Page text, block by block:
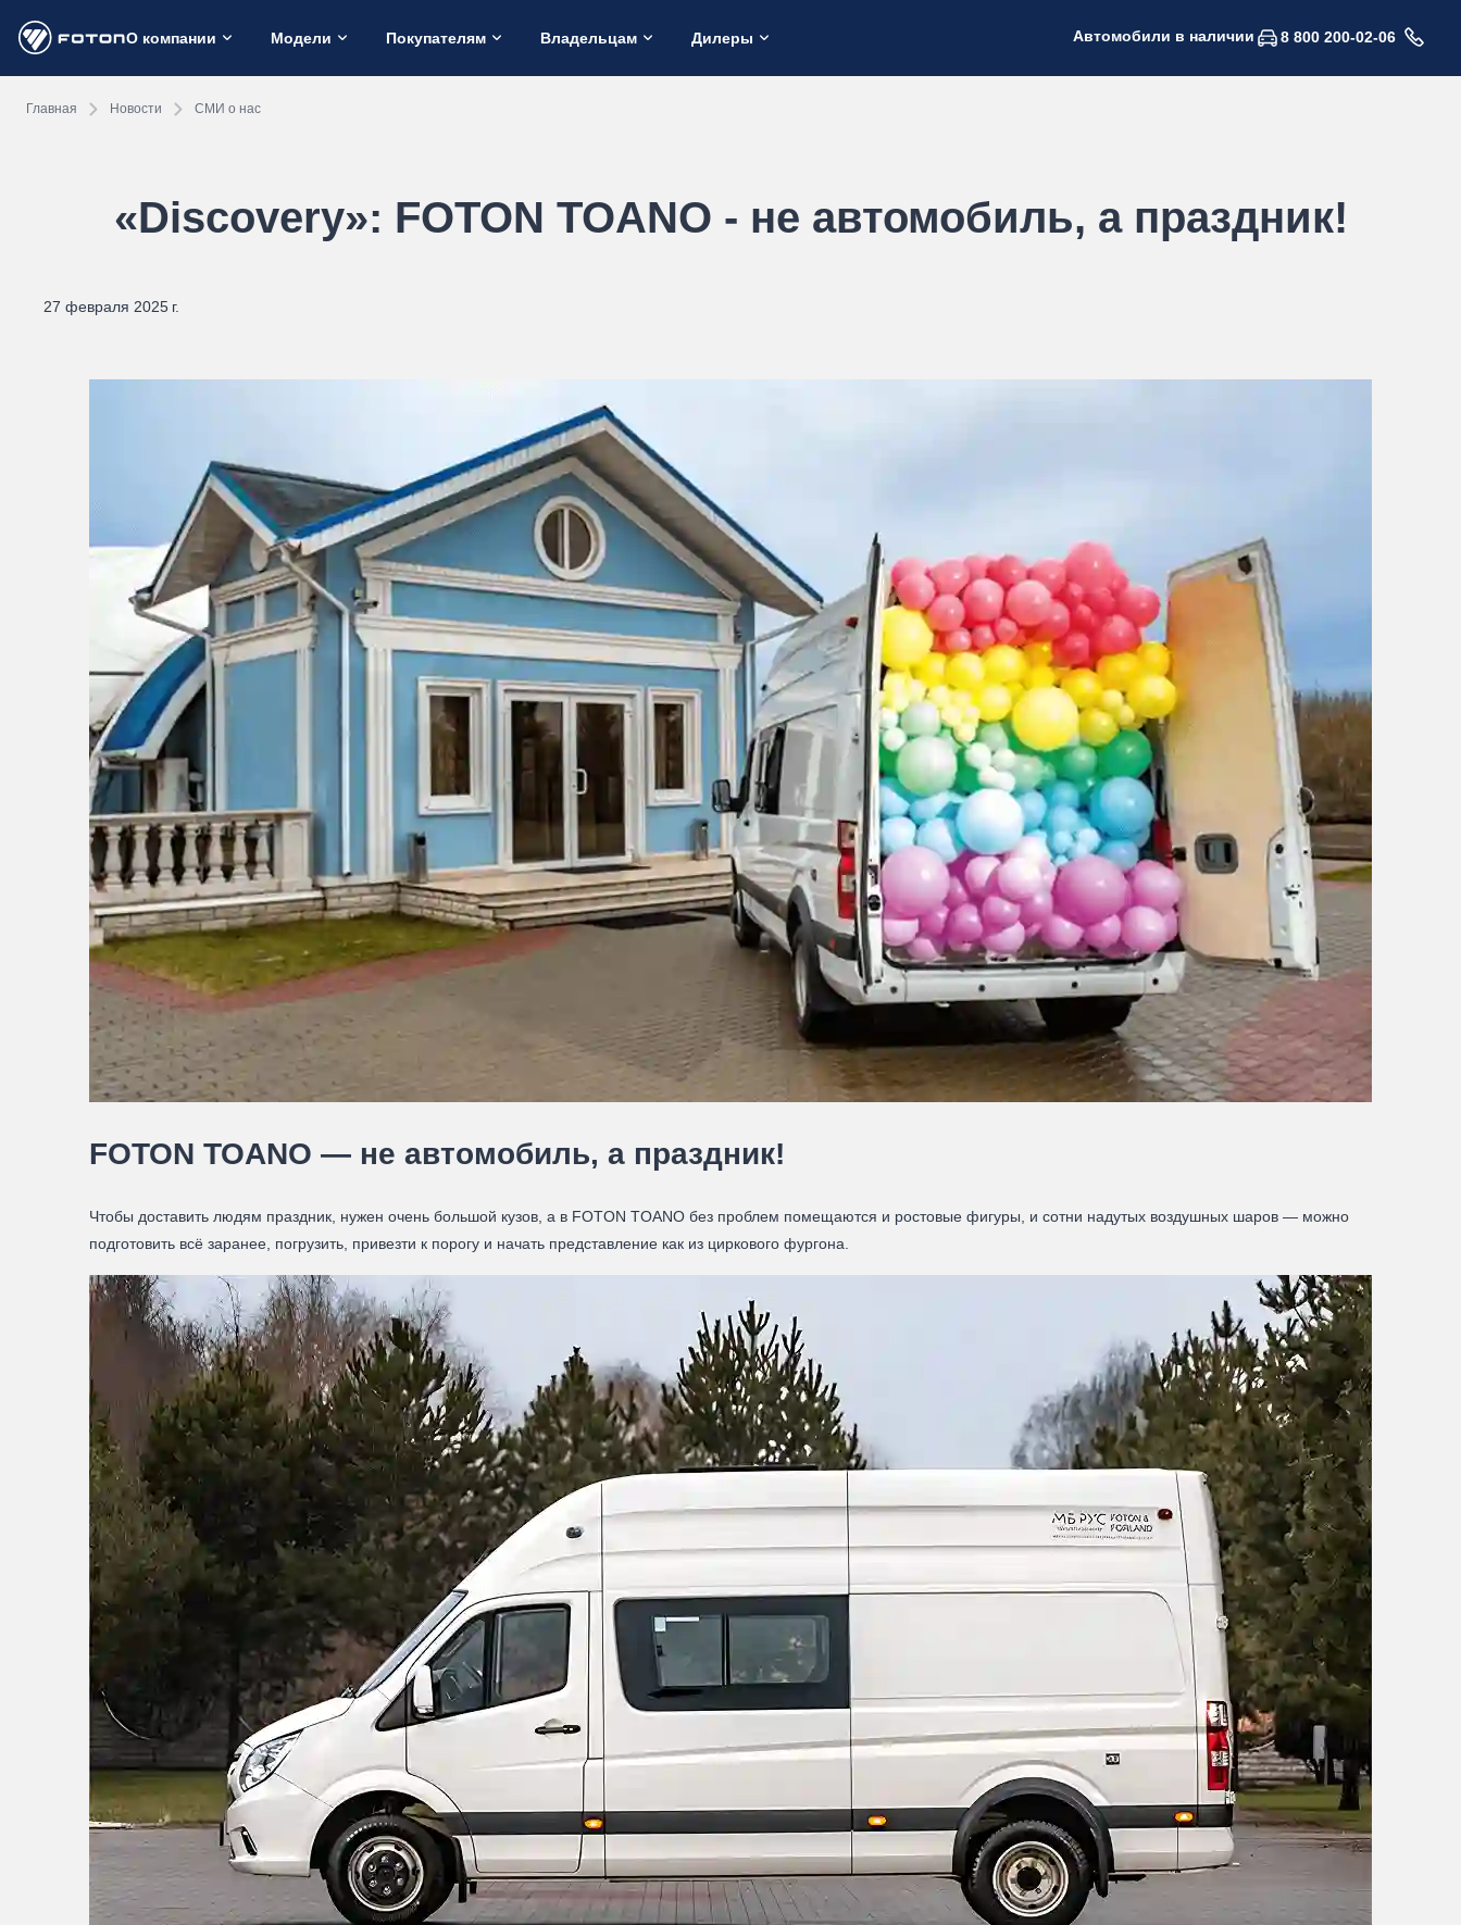
О компании Модели Покупателям Владельцам Дилеры Автомобили в наличии 8 800 200-02-06
Главная Новости СМИ о нас
«Discovery»: FOTON TOANO - не автомобиль, а праздник!
27 февраля 2025 г.
FOTON TOANO — не автомобиль, а праздник!
Чтобы доставить людям праздник, нужен очень большой кузов, а в FOTON TOANO без проблем помещаются и ростовые фигуры, и сотни надутых воздушных шаров — можно
подготовить всё заранее, погрузить, привезти к порогу и начать представление как из циркового фургона.